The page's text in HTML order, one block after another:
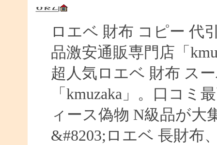
ロエベ 財布 コピー 代
品激安通販専門店「
超人気ロエベ 財布 ス
「kmuzaka」。口コミ
ィース偽物 N級品が大
&#8203;ロエベ 長財布